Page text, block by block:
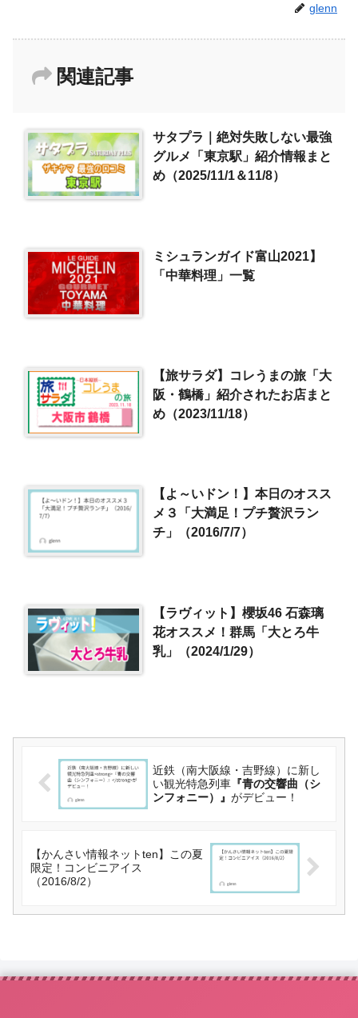
glenn
関連記事
サタプラ｜絶対失敗しない最強
グルメ「東京駅」紹介情報まと
め（2025/11/1＆11/8）
ミシュランガイド富山2021】
「中華料理」一覧
【旅サラダ】コレうまの旅「大
阪・鶴橋」紹介されたお店まと
め（2023/11/18）
【よ～いドン！】本日のオスス
メ３「大満足！プチ贅沢ラン
チ」（2016/7/7）
【ラヴィット】櫻坂46 石森璃
花オススメ！群馬「大とろ牛
乳」（2024/1/29）
近鉄（南大阪線・吉野線）に新し
い観光特急列車『青の交響曲（シ
ンフォニー）』 がデビュー！
【かんさい情報ネットten】この夏
限定！コンビニアイス
（2016/8/2）